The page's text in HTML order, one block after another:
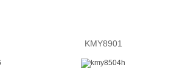
KMY8901